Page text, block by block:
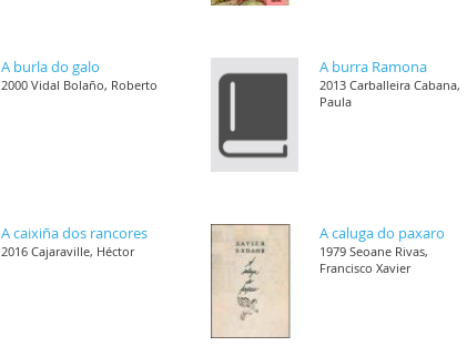
A burla do galo
2000 Vidal Bolaño, Roberto
A burra Ramona
2013 Carballeira Cabana,
Paula
A caixiña dos rancores
2016 Cajaraville, Héctor
A caluga do paxaro
1979 Seoane Rivas,
Francisco Xavier